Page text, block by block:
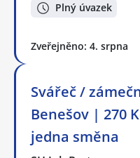
Plný úvazek
Zveřejněno: 4. srpna
Svářeč /
Benešov | 270
jedna směna